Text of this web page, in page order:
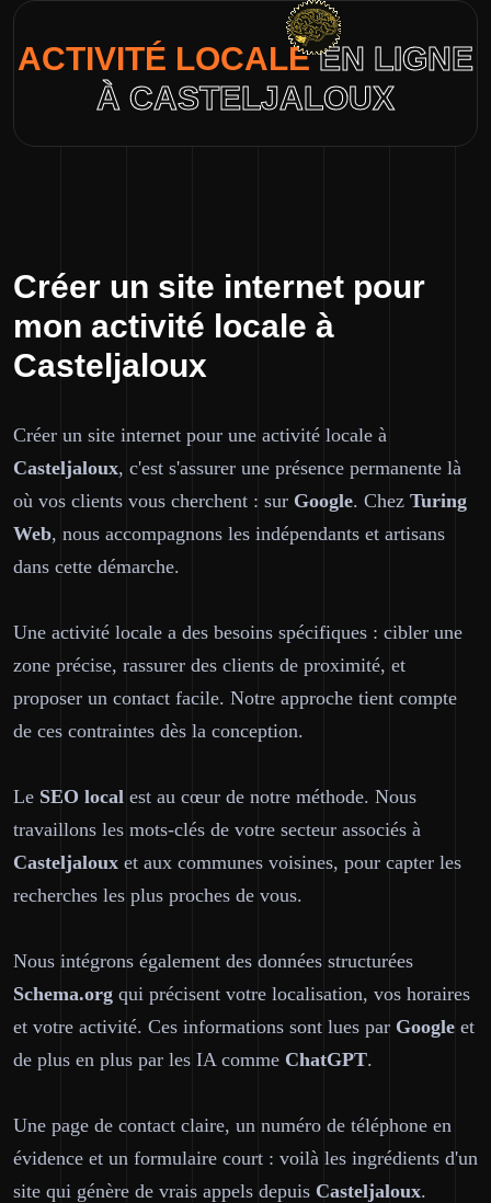
ACTIVITÉ LOCALEEN LIGNE
À CASTELJALOUX
Créer un site internet pour
mon activité locale à
Casteljaloux
Créer un site internet pour une activité locale à
Casteljaloux, c'est s'assurer une présence permanente là
où vos clients vous cherchent : sur Google. Chez Turing
Web, nous accompagnons les indépendants et artisans
dans cette démarche.
Une activité locale a des besoins spécifiques : cibler une
zone précise, rassurer des clients de proximité, et
proposer un contact facile. Notre approche tient compte
de ces contraintes dès la conception.
Le SEO local est au cœur de notre méthode. Nous
travaillons les mots-clés de votre secteur associés à
Casteljaloux et aux communes voisines, pour capter les
recherches les plus proches de vous.
Nous intégrons également des données structurées
Schema.org qui précisent votre localisation, vos horaires
et votre activité. Ces informations sont lues par Google et
de plus en plus par les IA comme ChatGPT.
Une page de contact claire, un numéro de téléphone en
évidence et un formulaire court : voilà les ingrédients d'un
site qui génère de vrais appels depuis Casteljaloux.